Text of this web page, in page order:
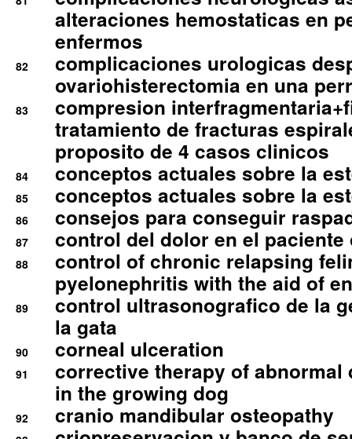
alteraciones hemostaticas en
enfermos
82
complicaciones urologicas
ovariohisterectomia en una
83
compresion
tratamiento de fracturas
proposito de 4 casos clinicos
84 conceptos actuales sobre la
85 conceptos actuales sobre la
86 consejos para conseguir
87 control del dolor en el
88
control of chronic relapsing
pyelonephritis with the aid of
89
control ultrasonografico de la
la gata
90 corneal ulceration
91
corrective therapy of abnormal
in the growing dog
92 cranio mandibular osteopathy